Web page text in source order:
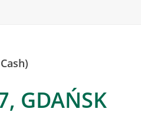
GDAŃSK